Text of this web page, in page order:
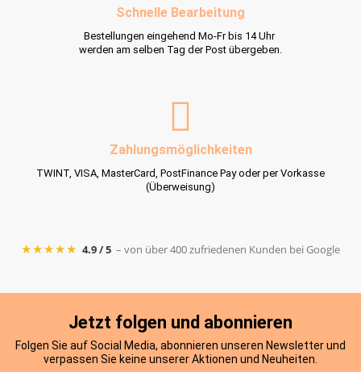
Schnelle Bearbeitung
Bestellungen eingehend Mo-Fr bis 14 Uhr
werden am selben Tag der Post übergeben.
Zahlungsmöglichkeiten
TWINT, VISA, MasterCard, PostFinance Pay oder per Vorkasse
(Überweisung)
★★★★★ 4.9 / 5 – von über 400 zufriedenen Kunden bei Google
Jetzt folgen und abonnieren
Folgen Sie auf Social Media, abonnieren unseren Newsletter und
verpassen Sie keine unserer Aktionen und Neuheiten.